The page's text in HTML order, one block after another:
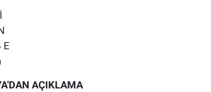
E
AÇIKLAMA